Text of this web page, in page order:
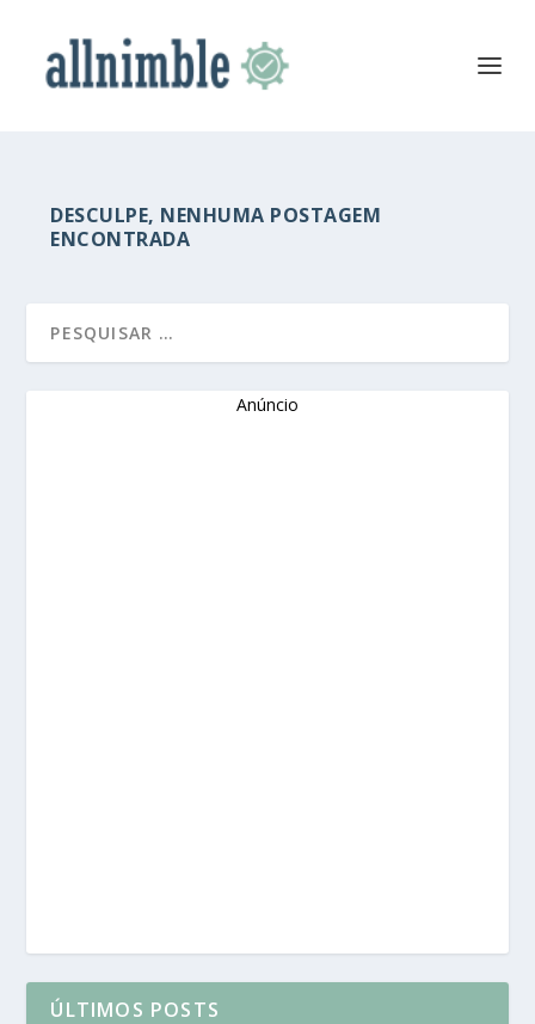
DESCULPE, NENHUMA POSTAGEM
ENCONTRADA
Anúncio
ÚLTIMOS POSTS